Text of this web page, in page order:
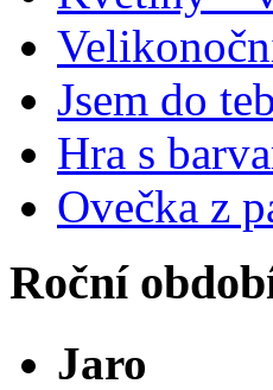
Jsem do
Hra s
Ovečka z
Roční
Jaro